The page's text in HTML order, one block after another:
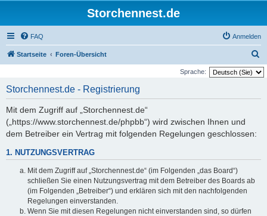
Storchennest.de
FAQ Anmelden
Startseite Foren-Übersicht
u
Sprache:
Storchennest.de - Registrierung
Mit dem Zugriff auf „Storchennest.de“
(„https://www.storchennest.de/phpbb“) wird zwischen Ihnen und
dem Betreiber ein Vertrag mit folgenden Regelungen geschlossen:
1. NUTZUNGSVERTRAG
Mit dem Zugriff auf „Storchennest.de“ (im Folgenden „das Board“)
schließen Sie einen Nutzungsvertrag mit dem Betreiber des Boards ab
(im Folgenden „Betreiber“) und erklären sich mit den nachfolgenden
Regelungen einverstanden.
Wenn Sie mit diesen Regelungen nicht einverstanden sind, so dürfen